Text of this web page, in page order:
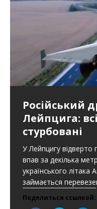
Російський
Лейпцига:
стурбовані
У Лейпцигу
впав за декілька
українського
займається
Поделиться ссылкой: